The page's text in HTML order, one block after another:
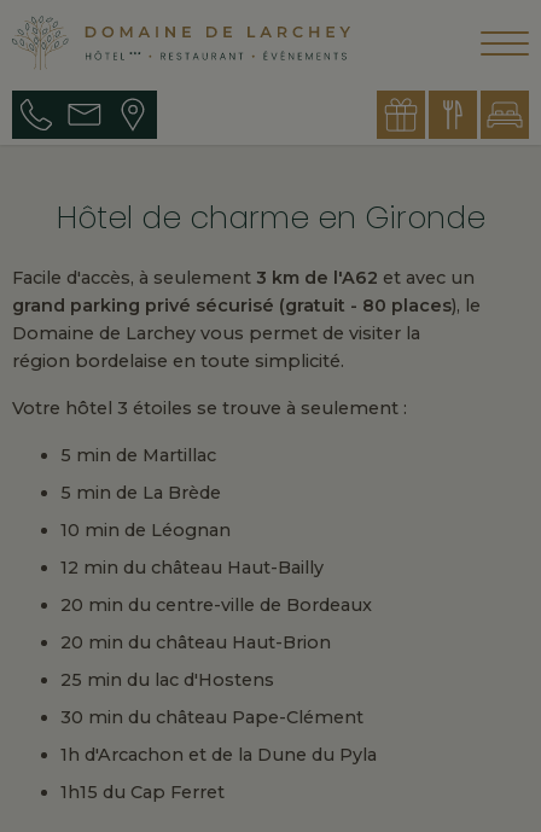
Hôtel de charme en Gironde
Facile d'accès, à seulement 3 km de l'A62 et avec un
grand parking privé sécurisé (gratuit - 80 places), le
Domaine de Larchey vous permet de visiter la
région bordelaise en toute simplicité.
Votre hôtel 3 étoiles se trouve à seulement :
5 min de Martillac
5 min de La Brède
10 min de Léognan
12 min du château Haut-Bailly
20 min du centre-ville de Bordeaux
20 min du château Haut-Brion
25 min du lac d'Hostens
30 min du château Pape-Clément
1h d'Arcachon et de la Dune du Pyla
1h15 du Cap Ferret